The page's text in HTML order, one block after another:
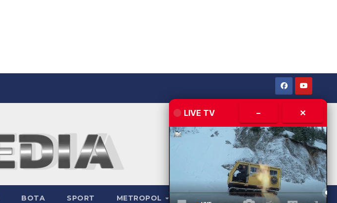
BOTA SPORT METROPOL LIVE
LIVE TV – ✕